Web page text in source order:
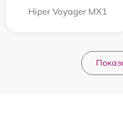
Hiper Voyager MX1